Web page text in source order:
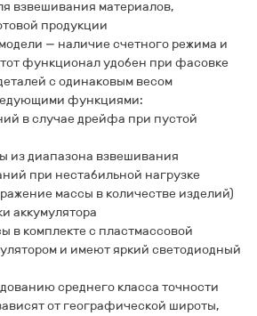
взвешивания материалов,
продукции
— наличие счетного режима и
функционал удобен при фасовке
с одинаковым весом
функциями:
в случае дрейфа при пустой
из диапазона взвешивания
при нестабильной нагрузке
массы в количестве изделий)
аккумулятора
в комплекте с пластмассовой
и имеют яркий светодиодный
среднего класса точности
от географической широты,